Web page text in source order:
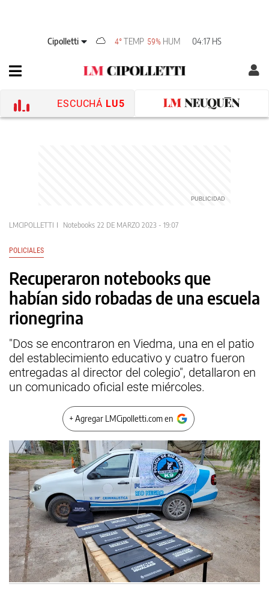
Cipolletti 4°TEMP 59% HUM 04:17 HS
ESCUCHÁ LU5
LMCIPOLLETTI Notebooks 22 DE MARZO 2023 - 19:07
POLICIALES
Recuperaron notebooks que
habían sido robadas de una escuela
rionegrina
"Dos se encontraron en Viedma, una en el patio
del establecimiento educativo y cuatro fueron
entregadas al director del colegio", detallaron en
un comunicado oficial este miércoles.
+ Agregar LMCipolletti.com en